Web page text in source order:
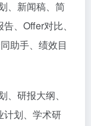
、新闻稿、简
、Offer对比、
助手、绩效目
、研报大纲、
计划、学术研